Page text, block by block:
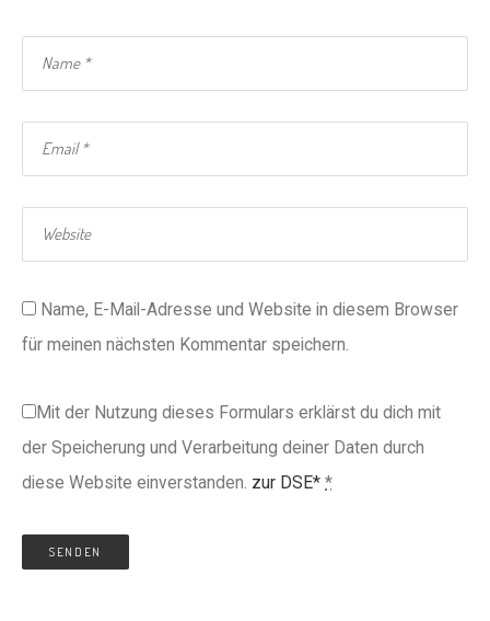
Name, E-Mail-Adresse und Website in diesem Browser
für meinen nächsten Kommentar speichern.
Mit der Nutzung dieses Formulars erklärst du dich mit
der Speicherung und Verarbeitung deiner Daten durch
diese Website einverstanden. zur DSE* *